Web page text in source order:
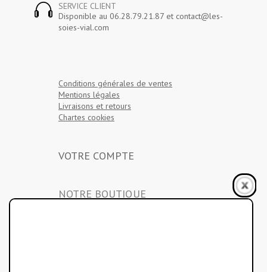
SERVICE CLIENT
Disponible au 06.28.79.21.87 et contact@les-
soies-vial.com
Conditions générales de ventes
Mentions légales
Livraisons et retours
Chartes cookies
VOTRE COMPTE
NOTRE BOUTIQUE